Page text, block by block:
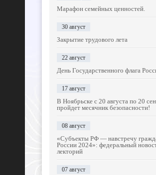
Марафон семейных ценностей.
30 август
Закрытие трудового лета
22 август
День Государственного флага
17 август
В Ноябрьске с 20 августа по 20
пройдет месячник безопасности!
08 август
«Субъекты РФ — навстречу
России 2024»: федеральный
лекторий
07 август